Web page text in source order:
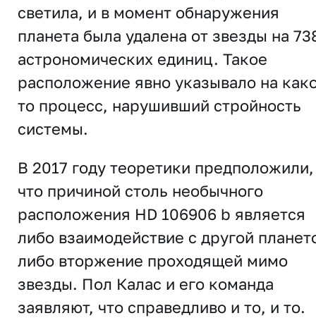
светила, и в момент обнаружения
планета была удалена от звезды на
астрономических единиц. Такое
расположение явно указывало на
то процесс, нарушивший стройность
системы.
В 2017 году теоретики предположили,
что причиной столь необычного
расположения HD 106906 b является
либо взаимодействие с другой
либо вторжение проходящей мимо
звезды. Пол Калас и его команда
заявляют, что справедливо и то, и то.